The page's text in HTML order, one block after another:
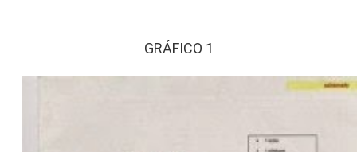
GRÁFICO 1